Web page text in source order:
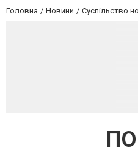
Головна Новини Суспільство